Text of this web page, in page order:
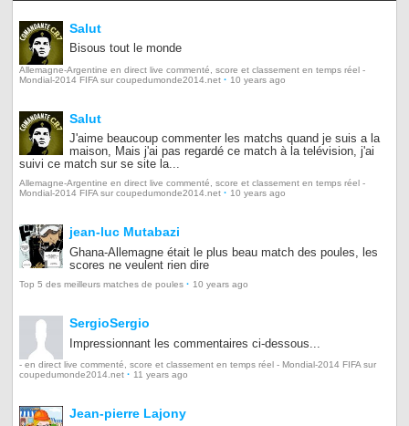
Salut
Bisous tout le monde
Allemagne-Argentine en direct live commenté, score et classement en temps réel -
Mondial-2014 FIFA sur coupedumonde2014.net · 10 years ago
Salut
J'aime beaucoup commenter les matchs quand je suis a la
maison, Mais j'ai pas regardé ce match à la telévision, j'ai
suivi ce match sur se site la...
Allemagne-Argentine en direct live commenté, score et classement en temps réel -
Mondial-2014 FIFA sur coupedumonde2014.net · 10 years ago
jean-luc Mutabazi
Ghana-Allemagne était le plus beau match des poules, les
scores ne veulent rien dire
Top 5 des meilleurs matches de poules · 10 years ago
SergioSergio
Impressionnant les commentaires ci-dessous...
- en direct live commenté, score et classement en temps réel - Mondial-2014 FIFA sur
coupedumonde2014.net · 11 years ago
Jean-pierre Lajony